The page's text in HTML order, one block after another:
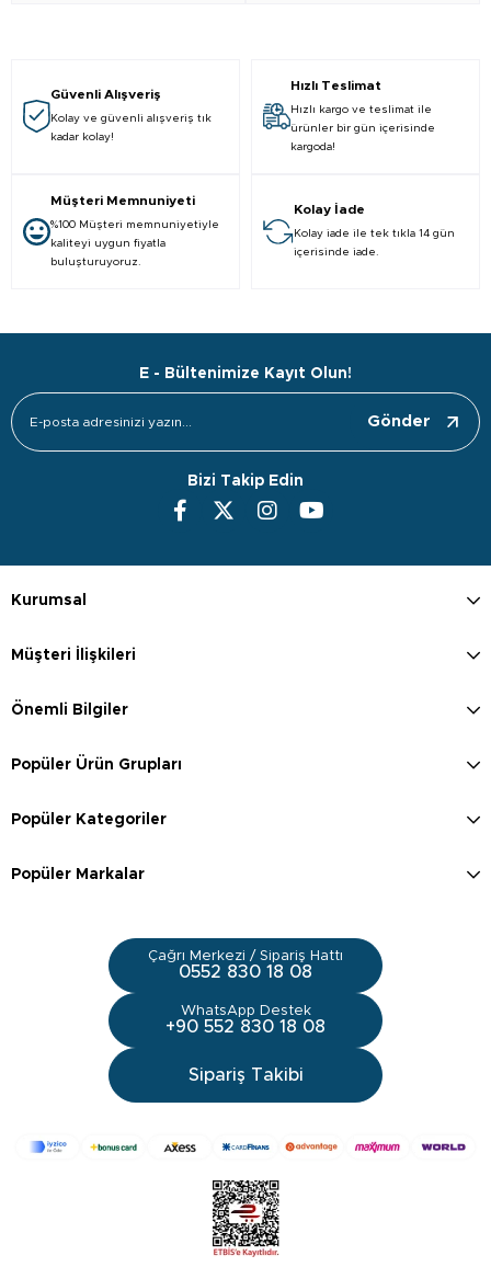
Güvenli Alışveriş
Kolay ve güvenli alışveriş tık
kadar kolay!
Hızlı Teslimat
Hızlı kargo ve teslimat ile
ürünler bir gün içerisinde
kargoda!
Müşteri Memnuniyeti
%100 Müşteri memnuniyetiyle
kaliteyi uygun fiyatla
buluşturuyoruz.
Kolay İade
Kolay iade ile tek tıkla 14 gün
içerisinde iade.
E - Bültenimize Kayıt Olun!
Gönder
Bizi Takip Edin
Kurumsal
Müşteri İlişkileri
Önemli Bilgiler
Popüler Ürün Grupları
Popüler Kategoriler
Popüler Markalar
Çağrı Merkezi / Sipariş Hattı
0552 830 18 08
WhatsApp Destek
+90 552 830 18 08
Sipariş Takibi